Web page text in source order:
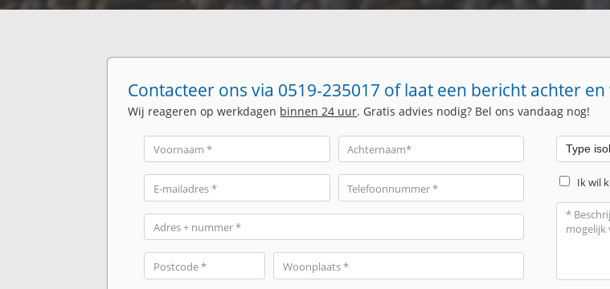
Contacteer ons via 0519-235017 of laat een bericht achter
Wij reageren op werkdagen binnen 24 uur. Gratis advies nodig? Bel ons vandaag nog!
Ik wil